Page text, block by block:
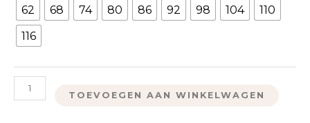
62 68 74 80 86 92 98 104
110
116
TOEVOEGEN AAN WINKELWAGEN